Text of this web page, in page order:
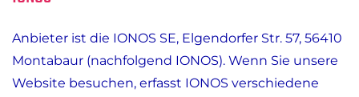
Anbieter ist die IONOS SE, Elgendorfer Str. 57, 56410
Montabaur (nachfolgend IONOS). Wenn Sie unsere
Website besuchen, erfasst IONOS verschiedene